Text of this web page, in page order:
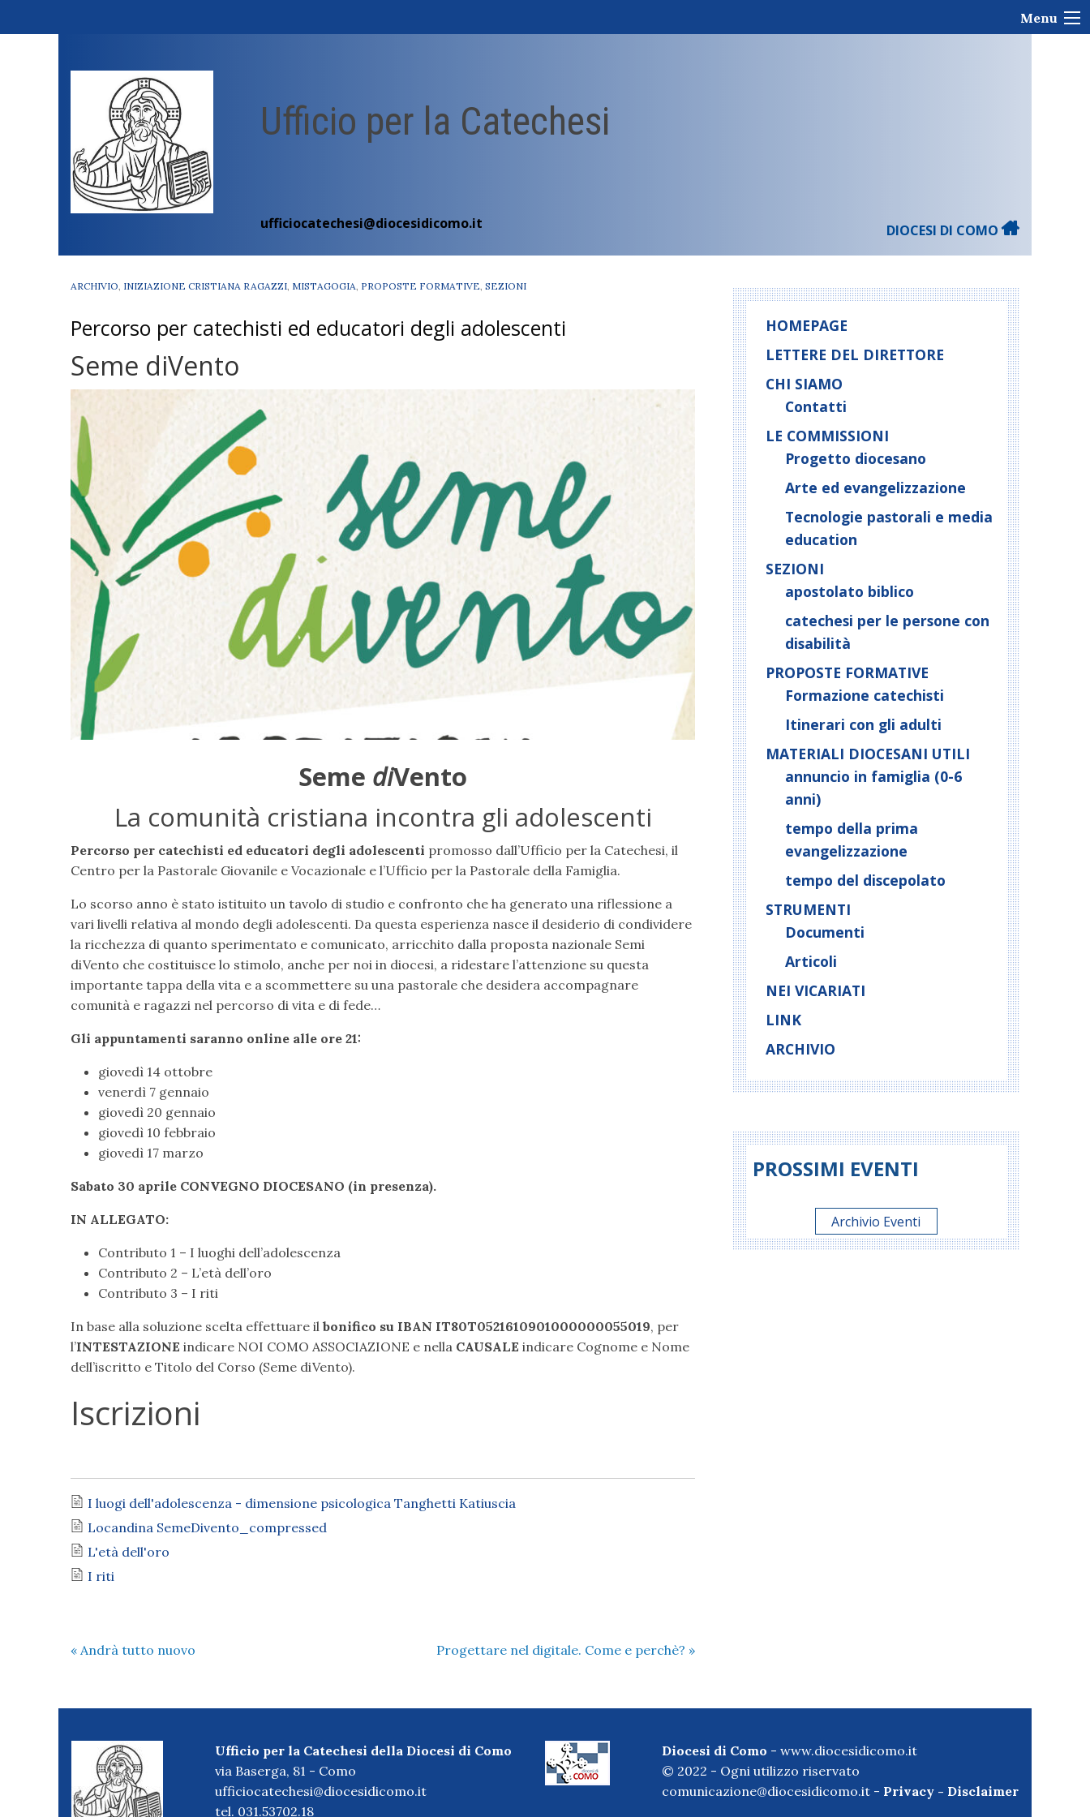
Menu
Ufficio per la Catechesi
ufficiocatechesi@diocesidicomo.it DIOCESI DI COMO
ARCHIVIO INIZIAZIONE CRISTIANA RAGAZZI MISTAGOGIA PROPOSTE FORMATIVE SEZIONI
Percorso per catechisti ed educatori degli adolescenti
Seme diVento
Seme diVento
La comunità cristiana incontra gli adolescenti
Percorso per catechisti ed educatori degli adolescenti promosso dall’Ufficio per la Catechesi, il
Centro per la Pastorale Giovanile e Vocazionale e l’Ufficio per la Pastorale della Famiglia.
Lo scorso anno è stato istituito un tavolo di studio e confronto che ha generato una riflessione a
vari livelli relativa al mondo degli adolescenti. Da questa esperienza nasce il desiderio di condividere
la ricchezza di quanto sperimentato e comunicato, arricchito dalla proposta nazionale Semi
diVento che costituisce lo stimolo, anche per noi in diocesi, a ridestare l’attenzione su questa
importante tappa della vita e a scommettere su una pastorale che desidera accompagnare
comunità e ragazzi nel percorso di vita e di fede…
Gli appuntamenti saranno online alle ore 21:
giovedì 14 ottobre
venerdì 7 gennaio
giovedì 20 gennaio
giovedì 10 febbraio
giovedì 17 marzo
Sabato 30 aprile CONVEGNO DIOCESANO (in presenza).
IN ALLEGATO:
Contributo 1 – I luoghi dell’adolescenza
Contributo 2 – L’età dell’oro
Contributo 3 – I riti
In base alla soluzione scelta effettuare il bonifico su IBAN IT80T0521610901000000055019, per
l’INTESTAZIONE indicare NOI COMO ASSOCIAZIONE e nella CAUSALE indicare Cognome e Nome
dell’iscritto e Titolo del Corso (Seme diVento).
Iscrizioni
I luogi dell'adolescenza - dimensione psicologica Tanghetti Katiuscia
Locandina SemeDivento_compressed
L'età dell'oro
I riti
« Andrà tutto nuovo Progettare nel digitale. Come e perchè? »
HOMEPAGE
LETTERE DEL DIRETTORE
CHI SIAMO
Contatti
LE COMMISSIONI
Progetto diocesano
Arte ed evangelizzazione
Tecnologie pastorali e media
education
SEZIONI
apostolato biblico
catechesi per le persone con
disabilità
PROPOSTE FORMATIVE
Formazione catechisti
Itinerari con gli adulti
MATERIALI DIOCESANI UTILI
annuncio in famiglia (0-6
anni)
tempo della prima
evangelizzazione
tempo del discepolato
STRUMENTI
Documenti
Articoli
NEI VICARIATI
LINK
ARCHIVIO
PROSSIMI EVENTI
Archivio Eventi
Ufficio per la Catechesi della Diocesi di Como
via Baserga, 81 - Como
ufficiocatechesi@diocesidicomo.it
tel. 031.53702.18
Diocesi di Como - www.diocesidicomo.it
© 2022 - Ogni utilizzo riservato
comunicazione@diocesidicomo.it - Privacy - Disclaimer